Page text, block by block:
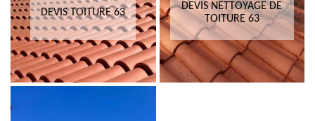
DEVIS TOITURE 63
DEVIS NETTOYAGE DE
TOITURE 63